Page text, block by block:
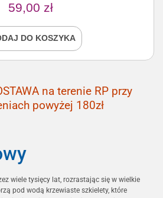
59,00 zł
DO KOSZYKA
na terenie RP przy
powyżej 180zł
wiele tysięcy lat, rozrastając się w wielkie
pod wodą krzewiaste szkielety, które